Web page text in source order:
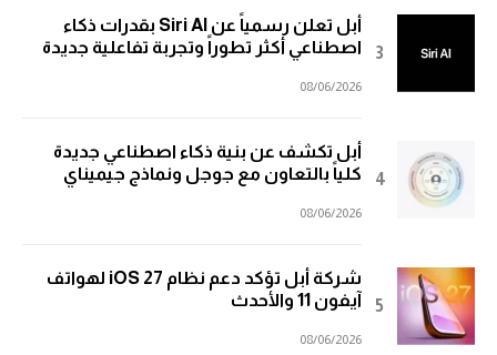
أبل تعلن رسمياً عن Siri AI بقدرات ذكاء
اصطناعي أكثر تطوراً وتجربة تفاعلية جديدة
08/06/2026
أبل تكشف عن بنية ذكاء اصطناعي جديدة
كلياً بالتعاون مع جوجل ونماذج جيميناي
08/06/2026
شركة أبل تؤكد دعم نظام iOS 27 لهواتف
آيفون 11 والأحدث
08/06/2026